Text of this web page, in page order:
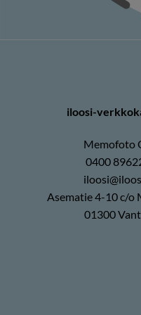
iloosi-
Memofoto
0400
Asematie 4-10 c/o
01300